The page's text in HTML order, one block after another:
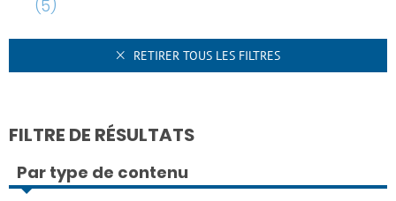
(5)
RETIRER TOUS LES FILTRES
FILTRE DE RÉSULTATS
Par type de contenu